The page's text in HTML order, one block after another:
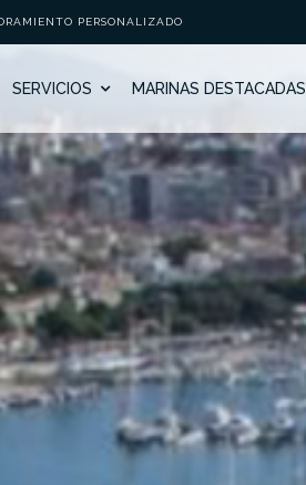
PERSONALIZADO
SERVICIOS MARINAS DESTACADAS